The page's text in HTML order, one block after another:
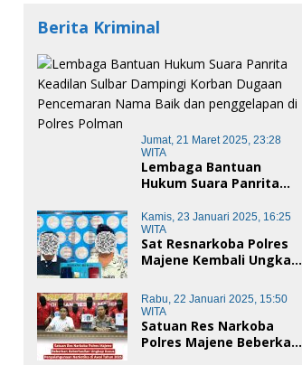
Berita Kriminal
Jumat, 21 Maret 2025, 23:28
WITA
Lembaga Bantuan
Hukum Suara Panrita
Dampingi Korban
Dugaan Pencemaran
Nama Baik dan
penggelapan di Polres
Kamis, 23 Januari 2025, 16:25
WITA
Sat Resnarkoba Polres
Majene Kembali Ungkap
Narkoba Jenis Sabu, Dua
Pelaku Diamankan
Rabu, 22 Januari 2025, 15:50
WITA
Satuan Res Narkoba
Polres Majene Beberkan